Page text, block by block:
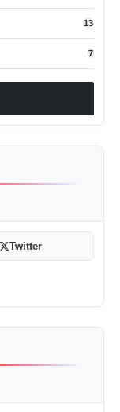
13
7
Twitter